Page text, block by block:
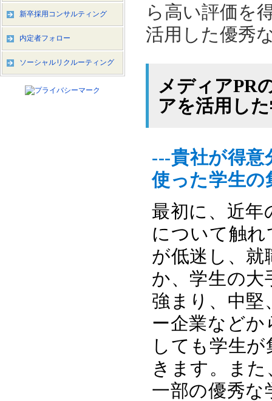
ら高い評価を
活用した優秀
メディアPR
アを活用し
---貴社が得
使った学生の
最初に、近年
について触
が低迷し、就
か、学生の大
強まり、中堅
ー企業などか
しても学生
きます。ま
一部の優秀
新卒採用コンサルティング
内定者フォロー
ソーシャルリクルーティング